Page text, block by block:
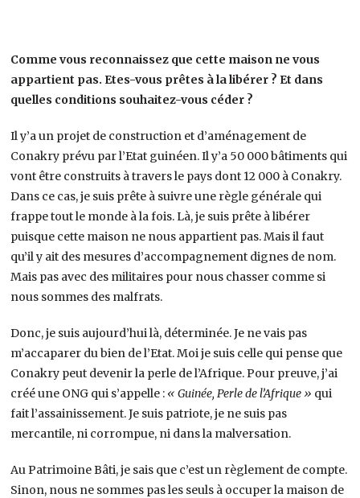
Comme vous reconnaissez que cette maison ne vous
appartient pas. Etes-vous prêtes à la libérer ? Et dans
quelles conditions souhaitez-vous céder ?
Il y’a un projet de construction et d’aménagement de
Conakry prévu par l’Etat guinéen. Il y’a 50 000 bâtiments qui
vont être construits à travers le pays dont 12 000 à Conakry.
Dans ce cas, je suis prête à suivre une règle générale qui
frappe tout le monde à la fois. Là, je suis prête à libérer
puisque cette maison ne nous appartient pas. Mais il faut
qu’il y ait des mesures d’accompagnement dignes de nom.
Mais pas avec des militaires pour nous chasser comme si
nous sommes des malfrats.
Donc, je suis aujourd’hui là, déterminée. Je ne vais pas
m’accaparer du bien de l’Etat. Moi je suis celle qui pense que
Conakry peut devenir la perle de l’Afrique. Pour preuve, j’ai
créé une ONG qui s’appelle : « Guinée, Perle de l’Afrique » qui
fait l’assainissement. Je suis patriote, je ne suis pas
mercantile, ni corrompue, ni dans la malversation.
Au Patrimoine Bâti, je sais que c’est un règlement de compte.
Sinon, nous ne sommes pas les seuls à occuper la maison de